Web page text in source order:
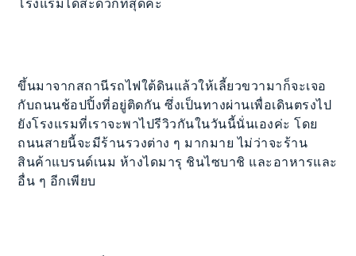
โรงแรมได้สะดวกที่สุดค่ะ
ขึ้นมาจากสถานีรถไฟใต้ดินแล้วให้เลี้ยวขวามาก็จะเจอ
กับถนนช้อปปิ้งที่อยู่ติดกัน ซึ่งเป็นทางผ่านเพื่อเดินตรงไป
ยังโรงแรมที่เราจะพาไปรีวิวกันในวันนี้นั่นเองค่ะ โดย
ถนนสายนี้จะมีร้านรวงต่าง ๆ มากมาย ไม่ว่าจะร้าน
สินค้าแบรนด์เนม ห้างไดมารุ ชินไซบาชิ และอาหารและ
อื่น ๆ อีกเพียบ